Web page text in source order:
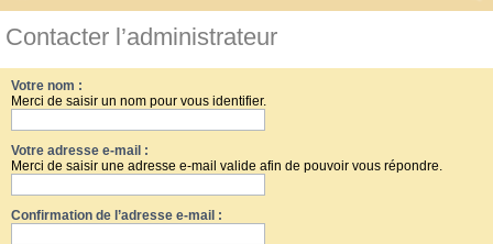
Contacter l’administrateur
Votre nom :
Merci de saisir un nom pour vous identifier.
Votre adresse e-mail :
Merci de saisir une adresse e-mail valide afin de pouvoir vous répondre.
Confirmation de l’adresse e-mail :